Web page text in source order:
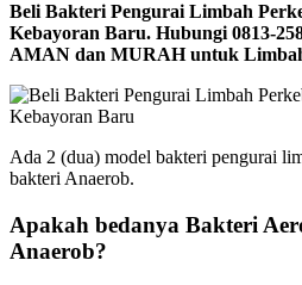
Beli Bakteri Pengurai Limbah
Kebayoran Baru. Hubungi 0813-
AMAN dan MURAH untuk
Ada 2 (dua) model bakteri pengurai
bakteri Anaerob.
Apakah bedanya Bakteri
Anaerob?